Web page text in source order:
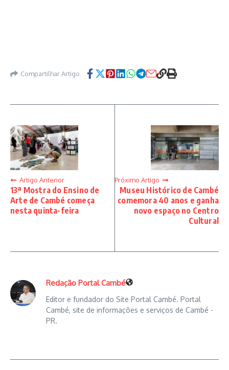
Compartilhar Artigo
Artigo Anterior
13ª Mostra do Ensino de
Arte de Cambé começa
nesta quinta-feira
Próximo Artigo
Museu Histórico de Cambé
comemora 40 anos e ganha
novo espaço no Centro
Cultural
Redação Portal Cambé
Editor e fundador do Site Portal Cambé. Portal
Cambé, site de informações e serviços de Cambé -
PR.